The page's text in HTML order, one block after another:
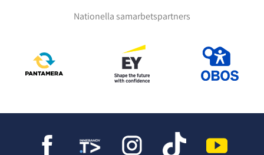
Nationella samarbetspartners